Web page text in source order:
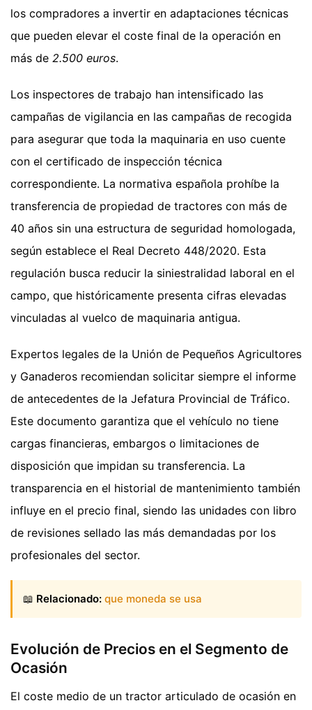
los compradores a invertir en adaptaciones técnicas
que pueden elevar el coste final de la operación en
más de 2.500 euros.
Los inspectores de trabajo han intensificado las
campañas de vigilancia en las campañas de recogida
para asegurar que toda la maquinaria en uso cuente
con el certificado de inspección técnica
correspondiente. La normativa española prohíbe la
transferencia de propiedad de tractores con más de
40 años sin una estructura de seguridad homologada,
según establece el Real Decreto 448/2020. Esta
regulación busca reducir la siniestralidad laboral en el
campo, que históricamente presenta cifras elevadas
vinculadas al vuelco de maquinaria antigua.
Expertos legales de la Unión de Pequeños Agricultores
y Ganaderos recomiendan solicitar siempre el informe
de antecedentes de la Jefatura Provincial de Tráfico.
Este documento garantiza que el vehículo no tiene
cargas financieras, embargos o limitaciones de
disposición que impidan su transferencia. La
transparencia en el historial de mantenimiento también
influye en el precio final, siendo las unidades con libro
de revisiones sellado las más demandadas por los
profesionales del sector.
📖 Relacionado: que moneda se usa
Evolución de Precios en el Segmento de
Ocasión
El coste medio de un tractor articulado de ocasión en